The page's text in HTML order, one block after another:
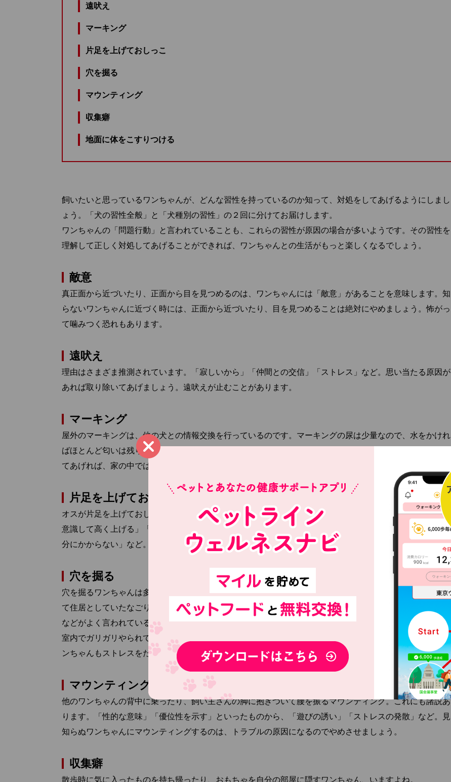
遠吠え
マーキング
片足を上げておしっこ
穴を掘る
マウンティング
収集癖
地面に体をこすりつける
飼いたいと思っているワンちゃんが、どんな習性を持っているのか知って、対処をしてあげるようにしまし
ょう。「犬の習性全般」と「犬種別の習性」の２回に分けてお届けします。
ワンちゃんの「問題行動」と言われていることも、これらの習性が原因の場合が多いようです。その習性を
理解して正しく対処してあげることができれば、ワンちゃんとの生活がもっと楽しくなるでしょう。
敵意
真正面から近づいたり、正面から目を見つめるのは、ワンちゃんには「敵意」があることを意味します。知
らないワンちゃんに近づく時には、正面から近づいたり、目を見つめることは絶対にやめましょう。怖がっ
て噛みつく恐れもあります。
遠吠え
理由はさまざま推測されています。「寂しいから」「仲間との交信」「ストレス」など。思い当たる原因が
あれば取り除いてあげましょう。遠吠えが止むことがあります。
マーキング
屋外のマーキングは、他の犬との情報交換を行っているのです。マーキングの尿は少量なので、水をかけれ
ばほとんど匂いは残りません。家の中でのマーキングは、ストレスや病気が考えられます。原因を取り除い
てあげれば、家の中ではしなくなります。
片足を上げておしっこ
オスが片足を上げておしっこをする理由はさまざま言われています。「テリトリー意識で他のワンちゃんを
意識して高く上げる」「メスの鼻に近くなるよう匂いを残す」「体の構造から足を上げた方がおしっこが自
分にかからない」など。習性で行っていることなので、去勢しても足を上げるワンちゃんはいます。
穴を掘る
穴を掘るワンちゃんは多いですよね。家の中でも、床を一生懸命掘っています。「身を守るために穴を掘っ
て住居としていたなごり」「地面の中にいる小動物を捕えるため」「余った食べ物を埋めて保存していた」
などがよく言われている原因です。
室内でガリガリやられてしまうと困ります。段ボールを置くなどして掘っていい場所を決めてあげると、ワ
ンちゃんもストレスをためることなく過ごすことができます。
マウンティング
他のワンちゃんの背中に乗ったり、飼い主さんの脚に抱きついて腰を振るマウンティング。これにも諸説あ
ります。「性的な意味」「優位性を示す」といったものから、「遊びの誘い」「ストレスの発散」など。見
知らぬワンちゃんにマウンティングするのは、トラブルの原因になるのでやめさせましょう。
収集癖
散歩時に気に入ったものを持ち帰ったり、おもちゃを自分の部屋に隠すワンちゃん、いますよね。